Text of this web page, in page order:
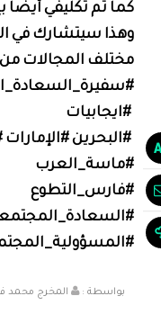
كما تم تكليفي أيضًا
وهذا سيتشارك في
مختلف المجالات من
بواسطة :
المخرج محمد